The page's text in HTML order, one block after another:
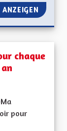
ANZEIGEN
chaque
pour